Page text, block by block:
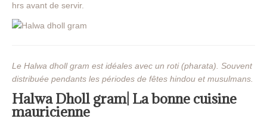
hrs avant de servir.
Le Halwa dholl gram est idéales avec un roti (pharata). Souvent
distribuée pendants les périodes de fêtes hindou et musulmans.
Halwa Dholl gram| La bonne cuisine
mauricienne